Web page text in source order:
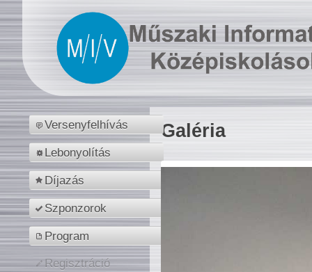
Versenyfelhívás
Lebonyolítás
Díjazás
Szponzorok
Program
Regisztráció
Galéria